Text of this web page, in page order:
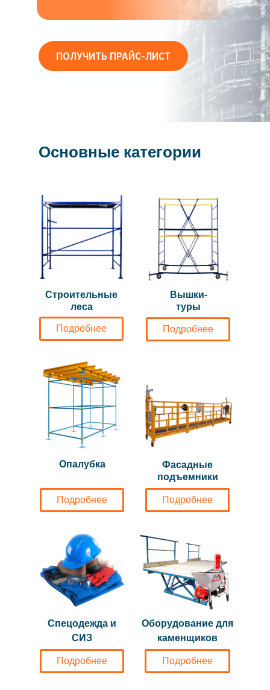
ПОЛУЧИТЬ ПРАЙС-ЛИСТ
Подробнее
Строительные
леса
Подробнее
Спецодежда и
СИЗ
Опалубка
Подробнее
Подробнее
Вышки-
туры
Фасадные
подъемники
Подробнее
Подробнее
Оборудование для
каменщиков
Основные категории